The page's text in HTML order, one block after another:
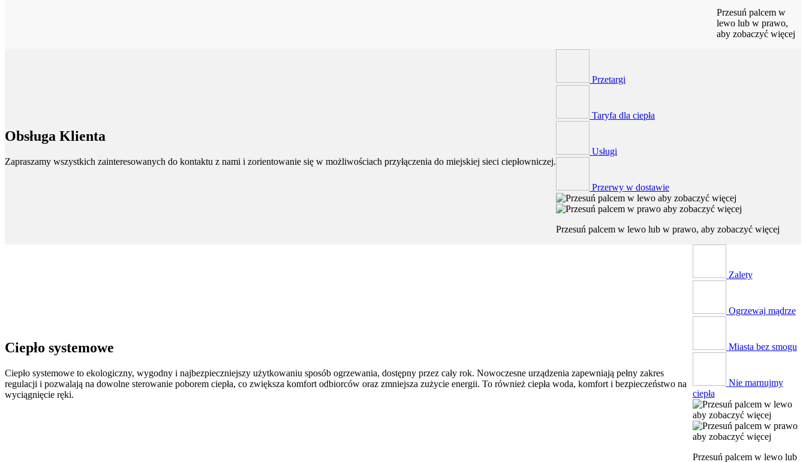
Przesuń palcem w
lewo lub w prawo,
aby zobaczyć więcej
Obsługa Klienta
Zapraszamy wszystkich zainteresowanych do kontaktu z nami i zorientowanie się w możliwościach przyłączenia do miejskiej sieci ciepłowniczej.
Przetargi
Taryfa dla ciepła
Usługi
Przerwy w dostawie
Przesuń palcem w lewo lub w prawo, aby zobaczyć więcej
Ciepło systemowe
Ciepło systemowe to ekologiczny, wygodny i najbezpieczniejszy użytkowaniu sposób ogrzewania, dostępny przez cały rok. Nowoczesne urządzenia zapewniają pełny zakres
regulacji i pozwalają na dowolne sterowanie poborem ciepła, co zwiększa komfort odbiorców oraz zmniejsza zużycie energii. To również ciepła woda, komfort i bezpieczeństwo na
wyciągnięcie ręki.
Zalety
Ogrzewaj mądrze
Miasta bez smogu
Nie marnujmy
ciepła
Przesuń palcem w lewo lub